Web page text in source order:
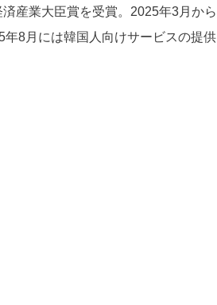
産業大臣賞を受賞。2025年3月から
8月には韓国人向けサービスの提供